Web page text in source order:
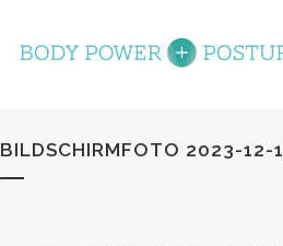
BILDSCHIRMFOTO 2023-12-